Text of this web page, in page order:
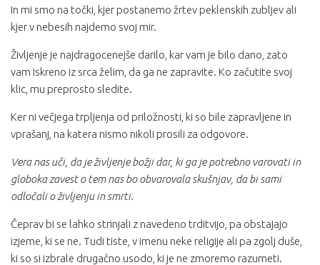
In mi smo na točki, kjer postanemo žrtev peklenskih zubljev ali
kjer v nebesih najdemo svoj mir.
Življenje je najdragocenejše darilo, kar vam je bilo dano, zato
vam iskreno iz srca želim, da ga ne zapravite. Ko začutite svoj
klic, mu preprosto sledite.
Ker ni večjega trpljenja od priložnosti, ki so bile zapravljene in
vprašanj, na katera nismo nikoli prosili za odgovore.
Vera nas uči, da je življenje božji dar, ki ga je potrebno varovati in
globoka zavest o tem nas bo obvarovala skušnjav, da bi sami
odločali o življenju in smrti.
Čeprav bi se lahko strinjali z navedeno trditvijo, pa obstajajo
izjeme, ki se ne. Tudi tiste, v imenu neke religije ali pa zgolj duše,
ki so si izbrale drugačno usodo, ki je ne zmoremo razumeti.